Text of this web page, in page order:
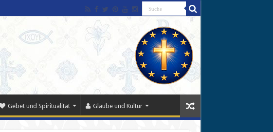
Gebet und Spiritualität Glaube und Kultur